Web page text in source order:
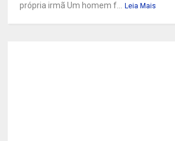
própria irmã Um homem f... Leia Mais